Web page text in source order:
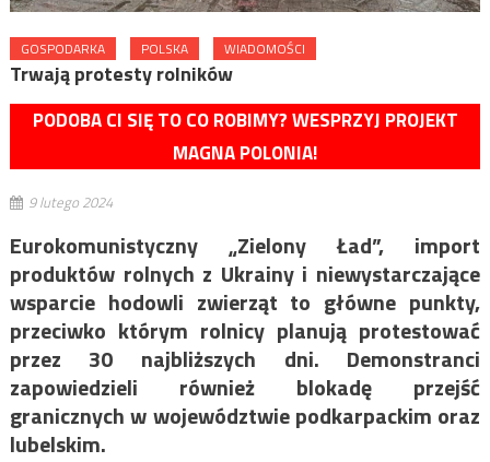
GOSPODARKA POLSKA WIADOMOŚCI
Trwają protesty rolników
PODOBA CI SIĘ TO CO ROBIMY? WESPRZYJ PROJEKT
MAGNA POLONIA!
9 lutego 2024
Eurokomunistyczny „Zielony Ład”, import
produktów rolnych z Ukrainy i niewystarczające
wsparcie hodowli zwierząt to główne punkty,
przeciwko którym rolnicy planują protestować
przez 30 najbliższych dni. Demonstranci
zapowiedzieli również blokadę przejść
granicznych w województwie podkarpackim oraz
lubelskim.